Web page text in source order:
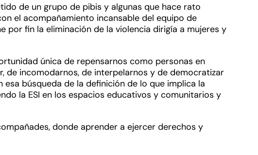
de un grupo de pibis y algunas que hace rato
el acompañamiento incansable del equipo de
por fin la eliminación de la violencia dirigía a mujeres y
única de repensarnos como personas en
de incomodarnos, de interpelarnos y de democratizar
búsqueda de la definición de lo que implica la
la ESI en los espacios educativos y comunitarios y
donde aprender a ejercer derechos y